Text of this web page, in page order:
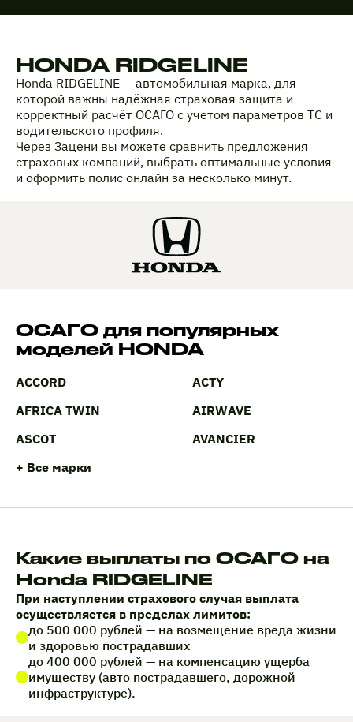
HONDA RIDGELINE
Honda RIDGELINE — автомобильная марка, для
которой важны надёжная страховая защита и
корректный расчёт ОСАГО с учетом параметров ТС и
водительского профиля.
Через Зацени вы можете сравнить предложения
страховых компаний, выбрать оптимальные условия
и оформить полис онлайн за несколько минут.
ОСАГО для популярных
моделей HONDA
ACCORD
ACTY
AFRICA TWIN
AIRWAVE
ASCOT
AVANCIER
+ Все марки
Какие выплаты по ОСАГО на
Honda RIDGELINE
При наступлении страхового случая выплата
осуществляется в пределах лимитов:
до 500 000 рублей — на возмещение вреда жизни
и здоровью пострадавших
до 400 000 рублей — на компенсацию ущерба
имуществу (авто пострадавшего, дорожной
инфраструктуре).